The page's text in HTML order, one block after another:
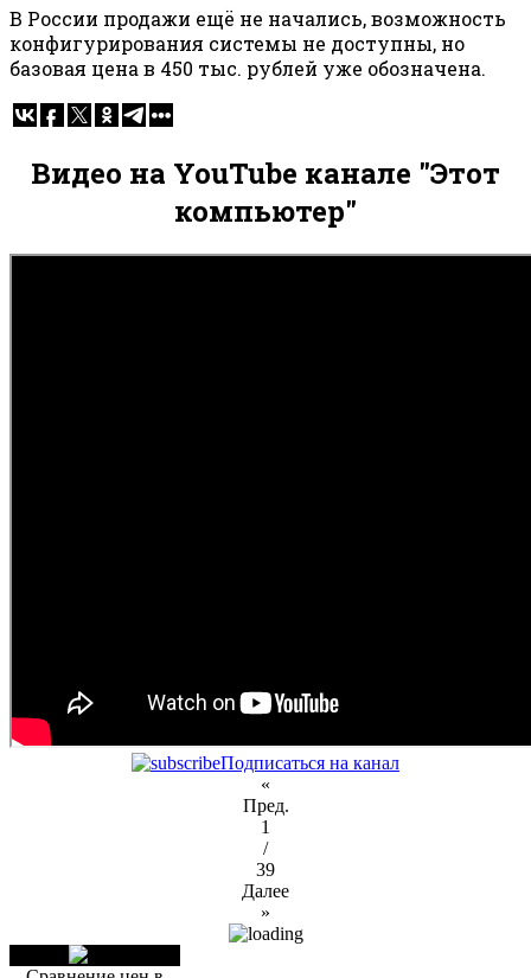
В России продажи ещё не начались, возможность
конфигурирования системы не доступны, но
базовая цена в 450 тыс. рублей уже обозначена.
Видео на YouTube канале "Этот
компьютер"
Подписаться на канал
«
Пред.
1
/
39
Далее
»